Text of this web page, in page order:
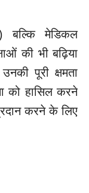
बल्कि मेडिकल
की भी बढ़िया
पूरी क्षमता
को हासिल करने
करने के लिए